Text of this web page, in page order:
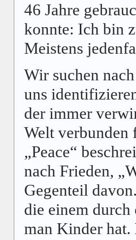
46 Jahre
konnte: Ich bin
Meistens
Wir suchen
uns
der immer
Welt verbunden
„Peace“
nach Frieden,
Gegenteil
die einem
man Kinder hat.